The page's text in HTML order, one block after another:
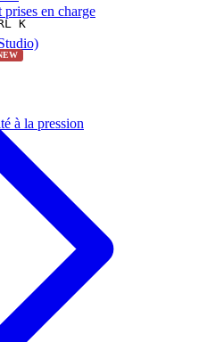
K
en charge
à la pression